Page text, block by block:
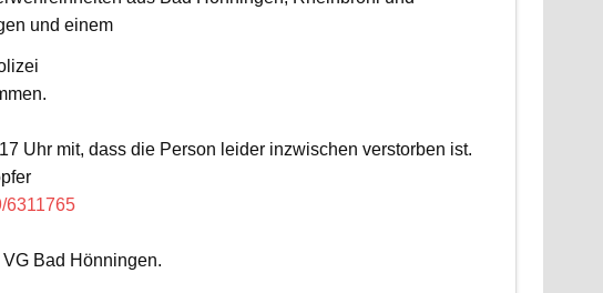
und einem
Uhr mit, dass die Person leider inzwischen verstorben ist.
6311765
Bad Hönningen.